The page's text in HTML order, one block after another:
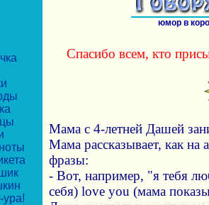
ура!
юмор в
Спасибо всем, кто
Мама с 4-летней Дашей
Мама рассказывает, как на
фразы:
- Вот, например, "я тебя
себя) love you (мама